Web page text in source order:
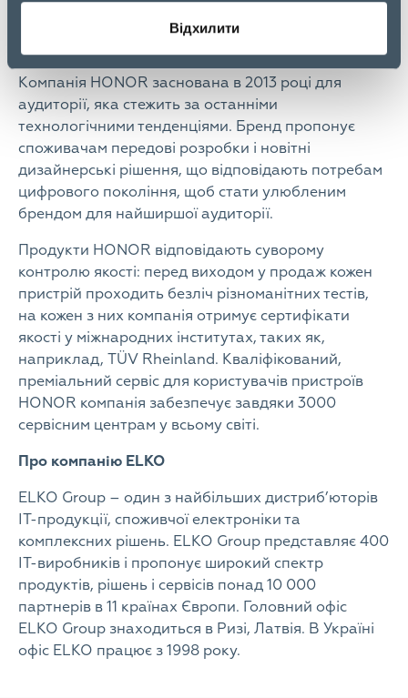
Відхилити
«Розетці».
Компанія HONOR заснована в 2013 році для
аудиторії, яка стежить за останніми
технологічними тенденціями. Бренд пропонує
споживачам передові розробки і новітні
дизайнерські рішення, що відповідають потребам
цифрового покоління, щоб стати улюбленим
брендом для найширшої аудиторії.
Продукти HONOR відповідають суворому
контролю якості: перед виходом у продаж кожен
пристрій проходить безліч різноманітних тестів,
на кожен з них компанія отримує сертифікати
якості у міжнародних інститутах, таких як,
наприклад, TÜV Rheinland. Кваліфікований,
преміальний сервіс для користувачів пристроїв
HONOR компанія забезпечує завдяки 3000
сервісним центрам у всьому світі.
Про компанію ELKO
ELKO Group – один з найбільших дистриб’юторів
ІТ-продукції, споживчої електроніки та
комплексних рішень. ELKO Group представляє 400
ІТ-виробників і пропонує широкий спектр
продуктів, рішень і сервісів понад 10 000
партнерів в 11 країнах Європи. Головний офіс
ELKO Group знаходиться в Ризі, Латвія. В Україні
офіс ELKO працює з 1998 року.